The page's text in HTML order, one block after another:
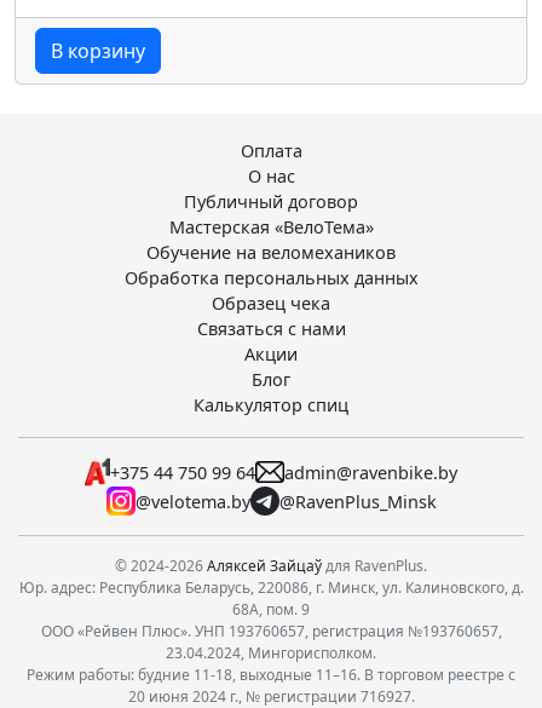
В корзину
Оплата
О нас
Публичный договор
Мастерская «ВелоТема»
Обучение на веломехаников
Обработка персональных данных
Образец чека
Связаться с нами
Акции
Блог
Калькулятор спиц
+375 44 750 99 64
admin@ravenbike.by
@velotema.by
@RavenPlus_Minsk
© 2024-2026Аляксей Зайцаўдля RavenPlus.
Юр. адрес: Республика Беларусь, 220086, г. Минск, ул. Калиновского, д.
68А, пом. 9
ООО «Рейвен Плюс». УНП 193760657, регистрация №193760657,
23.04.2024, Мингорисполком.
Режим работы: будние 11-18, выходные 11–16. В торговом реестре с
20 июня 2024 г., № регистрации 716927.